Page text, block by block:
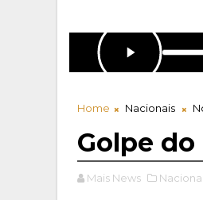
Home Nacionais
Golpe
Mais News